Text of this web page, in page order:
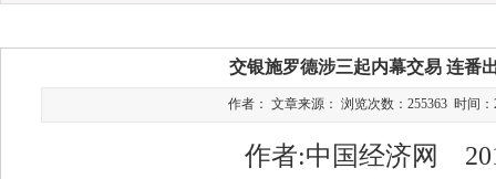
交银施罗德涉三起内幕交易 连番
作者： 文章来源： 浏览次数：255363 时间：
作者:中国经济网